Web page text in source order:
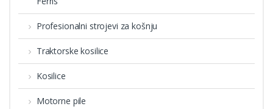
Profesionalni strojevi za košnju
Traktorske kosilice
Kosilice
Motorne pile